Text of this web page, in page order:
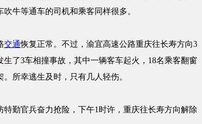
牛等通车的司机和乘客同样很多。
交通恢复正常。不过，渝宜高速公路重庆往长寿方向3
了3车相撞事故 ，其中一辆客车起火，18名乘客翻窗
所幸逃生及时，只有几人轻伤。
勤官兵奋力抢险，下午1时许，重庆往长寿方向解除